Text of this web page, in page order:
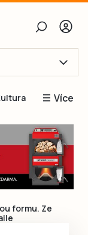
heslo
Více
Blogy
Inspirace
Čtenáři píší
Speciální přílohy
formu. Ze